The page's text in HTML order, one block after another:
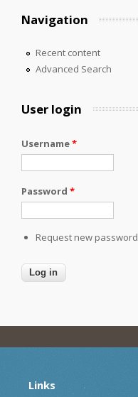
Navigation
Recent content
Advanced Search
User login
Username*
Password *
Request new password
Links